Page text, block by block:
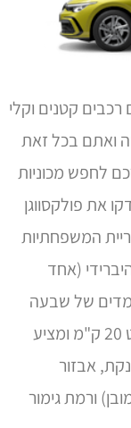
קטנים וקלי
ואתם בכל זאת
לחפש מכוניות
את פולקסווגן
המשפחתיות
(אחד
של שבעה
הילוכים. הגולף צורך ליטר דלק לכל כמעט 20 ק"מ ומציע
אבזור
ורמת גימור